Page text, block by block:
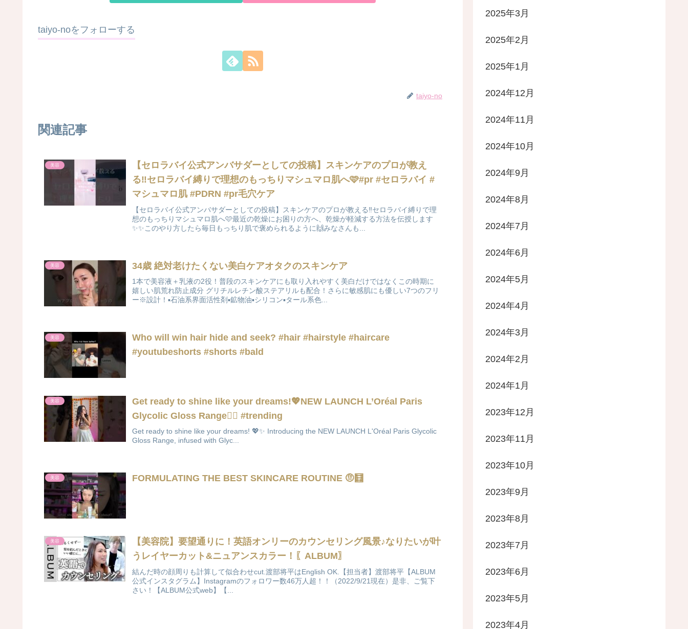
taiyo-noをフォローする
taiyo-no
関連記事
美容
【セロラバイ公式アンバサダーとしての投稿】スキンケアのプロが教え
る‼️セロラバイ縛りで理想のもっちりマシュマロ肌へ🩷#pr #セロラバイ #
マシュマロ肌 #PDRN #pr毛穴ケア
【セロラバイ公式アンバサダーとしての投稿】スキンケアのプロが教える‼️セロラバイ縛りで理
想のもっちりマシュマロ肌へ🩷最近の乾燥にお困りの方へ、乾燥が軽減する方法を伝授します
✨️✨️このやり方したら毎日もっちり肌で褒められるように🙌みなさんも...
美容 34歳 絶対老けたくない美白ケアオタクのスキンケア
1本で美容液＋乳液の2役！普段のスキンケアにも取り入れやすく美白だけではなくこの時期に
嬉しい肌荒れ防止成分 グリチルレチン酸ステアリルも配合！さらに敏感肌にも優しい7つのフリ
ー※設計！▪︎石油系界面活性剤▪︎鉱物油▪︎シリコン▪︎タール系色...
美容
Who will win hair hide and seek? #hair #hairstyle #haircare
#youtubeshorts #shorts #bald
美容
Get ready to shine like your dreams!💖NEW LAUNCH L’Oréal Paris
Glycolic Gloss Range💁‍♀️ #trending
Get ready to shine like your dreams! 💖✨ Introducing the NEW LAUNCH L'Oréal Paris Glycolic
Gloss Range, infused with Glyc...
美容 FORMULATING THE BEST SKINCARE ROUTINE 🤨🧮
美容
【美容院】要望通りに！英語オンリーのカウンセリング風景♪なりたいが叶
うレイヤーカット&ニュアンスカラー！〖ALBUM〗
結んだ時の顔周りも計算して似合わせcut.渡部将平はEnglish OK.【担当者】渡部将平【ALBUM
公式インスタグラム】Instagramのフォロワー数46万人超！！（2022/9/21現在）是非、ご覧下
さい！【ALBUM公式web】【...
2025年3月
2025年2月
2025年1月
2024年12月
2024年11月
2024年10月
2024年9月
2024年8月
2024年7月
2024年6月
2024年5月
2024年4月
2024年3月
2024年2月
2024年1月
2023年12月
2023年11月
2023年10月
2023年9月
2023年8月
2023年7月
2023年6月
2023年5月
2023年4月